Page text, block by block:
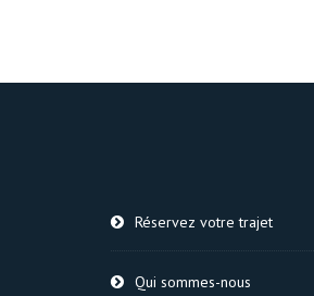
Réservez votre trajet
Qui sommes-nous